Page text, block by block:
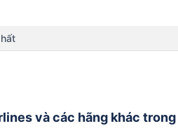
và các hãng khác